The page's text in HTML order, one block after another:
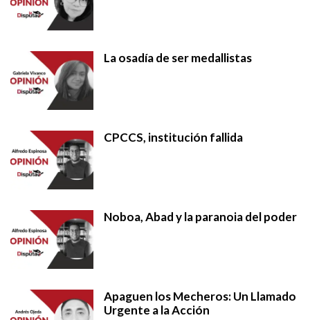
La osadía de ser medallistas
CPCCS, institución fallida
Noboa, Abad y la paranoia del poder
Apaguen los Mecheros: Un Llamado
Urgente a la Acción